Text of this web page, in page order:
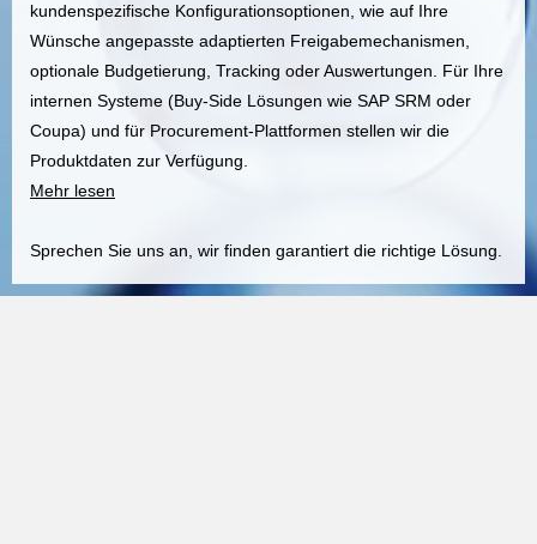
kundenspezifische Konfigurationsoptionen, wie auf Ihre
Wünsche angepasste adaptierten Freigabemechanismen,
optionale Budgetierung, Tracking oder Auswertungen. Für Ihre
internen Systeme (Buy-Side Lösungen wie SAP SRM oder
Coupa) und für Procurement-Plattformen stellen wir die
Produktdaten zur Verfügung.
Mehr lesen
Sprechen Sie uns an, wir finden garantiert die richtige Lösung.